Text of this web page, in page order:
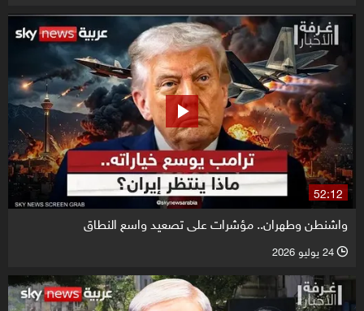
52:12
واشنطن وطهران.. مؤشرات على تصعيد واسع النطاق
l 24 يوليو 2026